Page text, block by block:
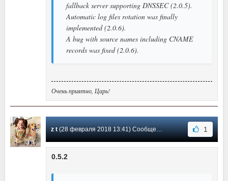
fallback server supporting DNSSEC (2.0.5).
Automatic log files rotation was finally
implemented (2.0.6).
A bug with source names including CNAME
records was fixed (2.0.6).
Очень приятно, Царь!
z t(28 февраля 2018 13:41) Сообщение #19 1
0.5.2